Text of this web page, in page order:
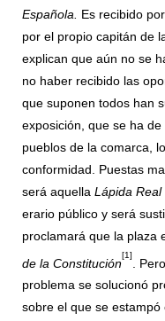
Española.
Es recibido
por el propio capitán de
explican que aún no se
no haber recibido las
que suponen todos han
exposición, que se ha
pueblos de la comarca,
conformidad. Puestas
será aquella Lápida Real
erario público y será
proclamará que la plaza
de la Constitución
[1]
.
problema se solucionó
sobre el que se estampó